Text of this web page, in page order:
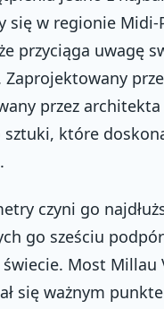
się w regionie
przyciąga uwagę
przez
które
czyni go
go sześciu
Most Millau
się ważnym